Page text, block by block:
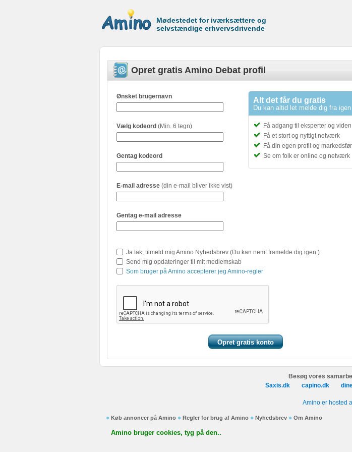
Mødestedet for iværksættere og
selvstændige erhvervsdrivende
Opret gratis Amino Debat profil
Alt det får du gratis
Du kan altid let melde dig fra igen
Få adgang til eksperter og viden
Få et stort og nyttigt netværk
Få din egen profil og
Se om folk er online og netværk
Ønsket brugernavn
Vælg kodeord (Min. 6 tegn)
Gentag kodeord
E-mail adresse (din e-mail bliver ikke vist)
Gentag e-mail adresse
Ja tak, tilmeld mig Amino Nyhedsbrev (Du kan nemt framelde dig igen.)
Send mig opdateringer til mit medlemskab
Som bruger på Amino accepterer jeg Amino-regler
Besøg vores
Saxis.dk
capino.dk
Amino er hosted
Køb annoncer på Amino Regler for brug af Amino Nyhedsbrev Om Amino
Amino bruger cookies, tyg på den..